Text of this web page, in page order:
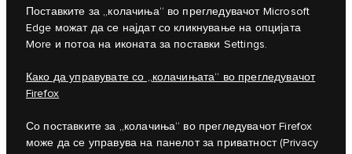
Поставките за „колачиња“ во прегледувачот Microsoft
Edge можат да се најдат со кликнување на опцијата
More и потоа на иконата за поставки Settings.
Како да управувате со „колачињата“ во прегледувачот
Firefox
Со поставките за „колачиња“ во прегледувачот Firefox
може да се управува на панелот за приватност (Privacy